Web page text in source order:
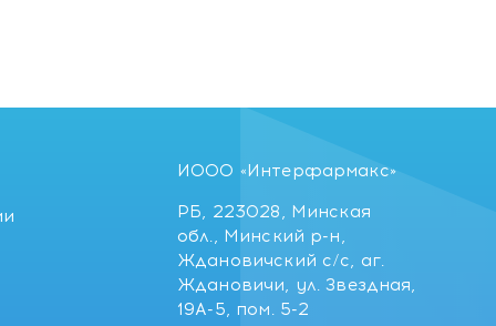
ИООО «Интерфармакс»
РБ, 223028, Минская
обл., Минский р-н,
Ждановичский с/с, аг.
Ждановичи, ул. Звездная,
19А-5, пом. 5-2